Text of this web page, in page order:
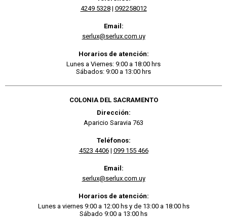
4249 5328| 092258012
Email:
serlux@serlux.com.uy
Horarios de atención:
Lunes a Viernes: 9:00 a 18:00 hrs
Sábados: 9:00 a 13:00 hrs
COLONIA DEL SACRAMENTO
Dirección:
Aparicio Saravia 763
Teléfonos:
4523 4406| 099 155 466
Email:
serlux@serlux.com.uy
Horarios de atención:
Lunes a viernes 9:00 a 12:00 hs y de 13:00 a 18:00 hs
Sábado 9:00 a 13:00 hs